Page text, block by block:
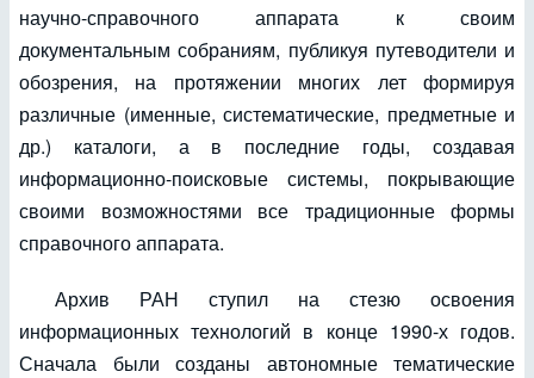
научно-справочного аппарата к своим
документальным собраниям, публикуя путеводители и
обозрения, на протяжении многих лет формируя
различные (именные, систематические, предметные и
др.) каталоги, а в последние годы, создавая
информационно-поисковые системы, покрывающие
своими возможностями все традиционные формы
справочного аппарата.
Архив РАН ступил на стезю освоения
информационных технологий в конце 1990-х годов.
Сначала были созданы автономные тематические